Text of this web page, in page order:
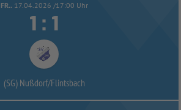
FR.. 17.04.2026 /17:00 Uhr
 : 
(SG) Nußdorf/Flintsbach